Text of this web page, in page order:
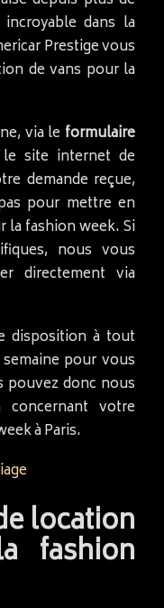
dans la
Prestige vous
de vans pour la
via le formulaire
site internet de
demande reçue,
pour mettre en
la fashion week. Si
nous vous
directement via
disposition à tout
pour vous
pouvez donc nous
votre
à Paris.
location
fashion